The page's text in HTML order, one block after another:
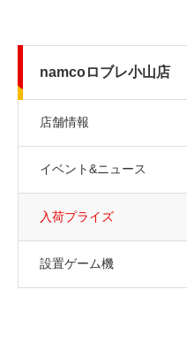
namcoロブレ小山店
店舗情報
イベント&ニュース
入荷プライズ
設置ゲーム機